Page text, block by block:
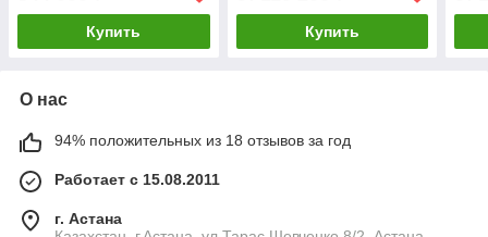
Купить Купить
О нас
94% положительных из 18 отзывов за год
Работает с 15.08.2011
г. Астана